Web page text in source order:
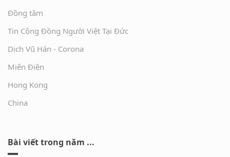
Đồng tâm
Tin Cộng Đồng Người Việt Tại Đức
Dịch Vũ Hán - Corona
Miến Điện
Hong Kong
China
Bài viết trong năm ...